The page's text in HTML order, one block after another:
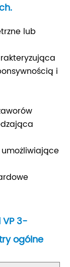
lub
i
3-
ogólne